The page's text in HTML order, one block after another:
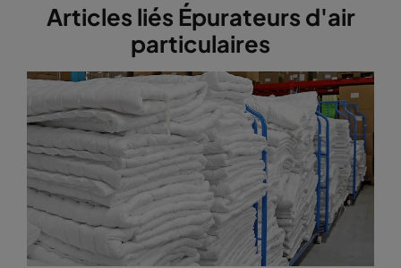
Articles liés Épurateurs d'air
particulaires